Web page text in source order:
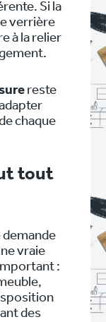
Si la
verrière
à la relier
reste
chaque
tout
vraie
:
des